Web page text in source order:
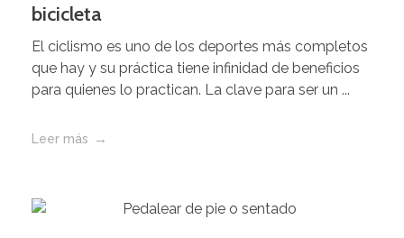
bicicleta
El ciclismo es uno de los deportes más completos
que hay y su práctica tiene infinidad de beneficios
para quienes lo practican. La clave para ser un ...
Leer más